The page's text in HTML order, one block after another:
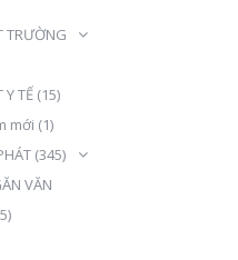
TRƯỜNG
Y TẾ (15)
mới (1)
(345)
VĂN